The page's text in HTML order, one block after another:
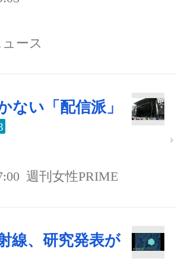
ース
ない「配信派」
週刊女性PRIME
線、研究発表が